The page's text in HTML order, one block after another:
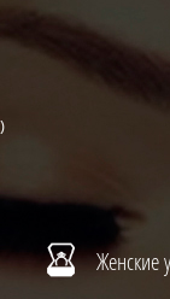
)
Женские